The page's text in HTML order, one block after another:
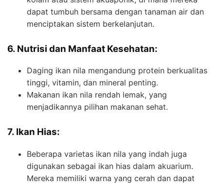
dapat tumbuh bersama dengan tanaman air dan
menciptakan sistem berkelanjutan.
6. Nutrisi dan Manfaat Kesehatan:
Daging ikan nila mengandung protein berkualitas
tinggi, vitamin, dan mineral penting.
Makanan ikan nila rendah lemak, yang
menjadikannya pilihan makanan sehat.
7. Ikan Hias:
Beberapa varietas ikan nila yang indah juga
digunakan sebagai ikan hias dalam akuarium.
Mereka memiliki warna yang cerah dan dapat